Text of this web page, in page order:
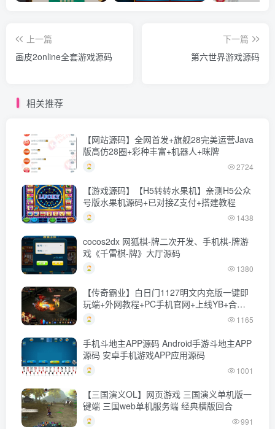
上一篇
画皮2online全套游戏源码
下一篇
第六世界游戏源码
相关推荐
【网站源码】全网首发+旗舰28完美运营Java
版高仿28圈+彩种丰富+机器人+眯牌
2724
【游戏源码】【H5转转水果机】亲测H5公众
号版水果机源码+已对接Z支付+搭建教程
1438
cocos2dx 网狐棋-牌二次开发、手机棋-牌游
戏《千雷棋-牌》大厅源码
1380
【传奇霸业】白日门1127明文内充版一键即
玩端+外网教程+PC手机官网+上线YB+合成
回收
1165
手机斗地主APP源码 Android手游斗地主APP
源码 安卓手机游戏APP应用源码
1001
【三国演义OL】网页游戏 三国演义单机版一
键端 三国web单机服务端 经典横版回合
991